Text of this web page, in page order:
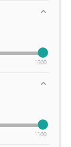
1600
1100